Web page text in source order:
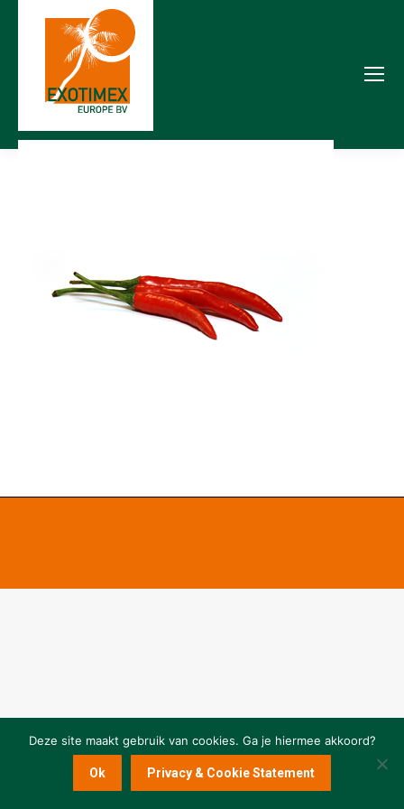
Deze site maakt gebruik van cookies. Ga je hiermee akkoord?
Ok Privacy & Cookie Statement